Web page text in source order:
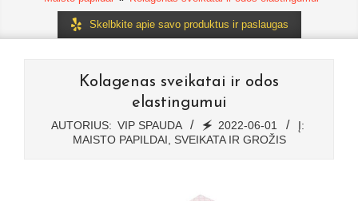
Skelbkite apie savo produktus ir paslaugas
Kolagenas sveikatai ir odos
elastingumui
AUTORIUS: VIP SPAUDA 🗲 2022-06-01
Į:
MAISTO PAPILDAI, SVEIKATA IR GROŽIS